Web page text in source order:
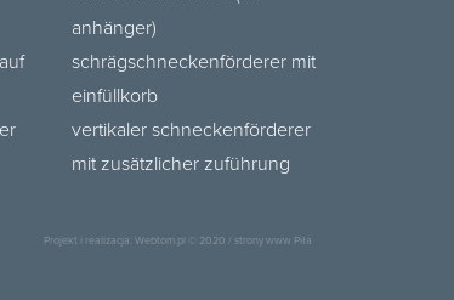
anhänger)
schrägschneckenförderer mit
einfüllkorb
vertikaler schneckenförderer
mit zusätzlicher zuführung
Projekt i realizacja: Webtom.pl © 2020 / strony www Piła